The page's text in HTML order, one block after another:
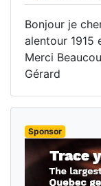
Bonjour je
alentour 1915
Merci
Gérard
Sponsor